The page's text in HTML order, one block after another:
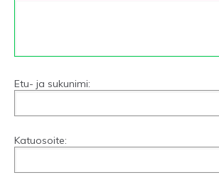
Etu- ja sukunimi:
Katuosoite: